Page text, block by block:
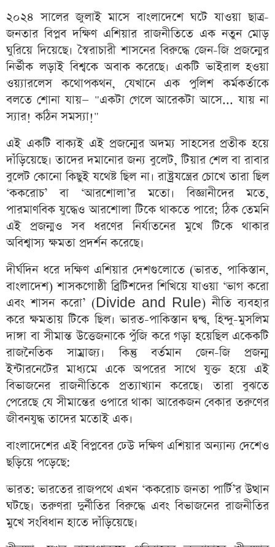
২০২৪ সালের জুলাই মাসে বাংলাদেশে ঘটে যাওয়া ছাত্র-
জনতার বিপ্লব দক্ষিণ এশিয়ার রাজনীতিতে এক নতুন মোড়
ঘুরিয়ে দিয়েছে। স্বৈরাচারী শাসনের বিরুদ্ধে জেন-জি প্রজন্মের
নির্ভীক লড়াই বিশ্বকে অবাক করেছে। একটি ভাইরাল হওয়া
ওয়্যারলেস কথোপকথন, যেখানে এক পুলিশ কর্মকর্তাকে
বলতে শোনা যায়— "একটা গেলে আরেকটা আসে... যায় না
স্যার! কঠিন সমস্যা!"
এই একটি বাক্যই এই প্রজন্মের অদম্য সাহসের প্রতীক হয়ে
দাঁড়িয়েছে। তাদের দমানোর জন্য বুলেট, টিয়ার শেল বা রাবার
বুলেট কোনো কিছুই যথেষ্ট ছিল না। রাষ্ট্রযন্ত্রের চোখে তারা ছিল
‘ককরোচ’ বা ‘আরশোলা’র মতো। বিজ্ঞানীদের মতে,
পারমাণবিক যুদ্ধেও আরশোলা টিকে থাকতে পারে; ঠিক তেমনি
এই প্রজন্মও সব ধরণের নির্যাতনের মুখে টিকে থাকার
অবিশ্বাস্য ক্ষমতা প্রদর্শন করেছে।
দীর্ঘদিন ধরে দক্ষিণ এশিয়ার দেশগুলোতে (ভারত, পাকিস্তান,
বাংলাদেশ) শাসকগোষ্ঠী ব্রিটিশদের শিখিয়ে যাওয়া ‘ভাগ করো
এবং শাসন করো’ (Divide and Rule) নীতি ব্যবহার
করে ক্ষমতায় টিকে ছিল। ভারত-পাকিস্তান দ্বন্দ্ব, হিন্দু-মুসলিম
দাঙ্গা বা সীমান্ত উত্তেজনাকে পুঁজি করে গড়া হয়েছিল একেকটি
রাজনৈতিক সাম্রাজ্য। কিন্তু বর্তমান জেন-জি প্রজন্ম
ইন্টারনেটের মাধ্যমে একে অপরের সাথে যুক্ত হয়ে এই
বিভাজনের রাজনীতিকে প্রত্যাখ্যান করেছে। তারা বুঝতে
পেরেছে যে সীমান্তের ওপারে থাকা আরেকজন বেকার তরুণের
জীবনযুদ্ধ তাদের মতোই এক।
বাংলাদেশের এই বিপ্লবের ঢেউ দক্ষিণ এশিয়ার অন্যান্য দেশেও
ছড়িয়ে পড়েছে:
ভারত: ভারতের রাজপথে এখন ‘ককরোচ জনতা পার্টি’র উত্থান
ঘটছে। তরুণরা দুর্নীতির বিরুদ্ধে এবং বিভাজনের রাজনীতির
মুখে সংবিধান হাতে দাঁড়িয়েছে।